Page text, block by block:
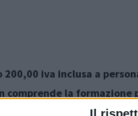
200,00 iva inclusa a
comprende la